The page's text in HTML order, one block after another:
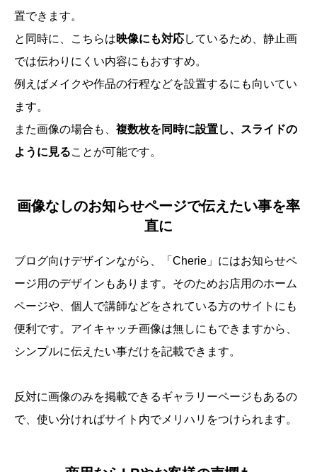
置できます。
と同時に、こちらは映像にも対応しているため、静止画
では伝わりにくい内容にもおすすめ。
例えばメイクや作品の行程などを設置するにも向いてい
ます。
また画像の場合も、 複数枚を同時に設置し、スライドの
ように見ることが可能です。
画像なしのお知らせページで伝えたい事を率
直に
ブログ向けデザインながら、「Cherie」にはお知らせペ
ージ用のデザインもあります。そのためお店用のホーム
ページや、個人で講師などをされている方のサイトにも
便利です。アイキャッチ画像は無しにもできますから、
シンプルに伝えたい事だけを記載できます。
反対に画像のみを掲載できるギャラリーページもあるの
で、使い分ければサイト内でメリハリをつけられます。